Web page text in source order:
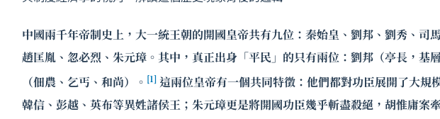
中國兩千年帝制史上，大一統王朝的開國皇帝共有九位：秦始皇、劉邦、劉秀、司
趙匡胤、忽必烈、朱元璋。其中，真正出身「平民」的只有兩位：劉邦（亭長，基
（佃農、乞丐、和尚）。 [1] 這兩位皇帝有一個共同特徵：他們都對功臣展開了大規
韓信、彭越、英布等異姓諸侯王；朱元璋更是將開國功臣幾乎斬盡殺絕，胡惟庸案